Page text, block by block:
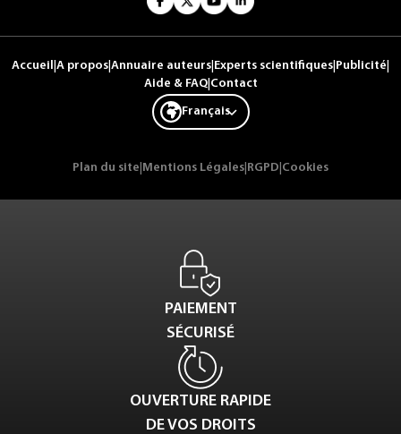
Accueil A propos Annuaire auteurs Experts scientifiques Publicité
Aide & FAQ| Contact
Français
Plan du site Mentions Légales RGPD Cookies
PAIEMENT
SÉCURISÉ
OUVERTURE RAPIDE
DE VOS DROITS